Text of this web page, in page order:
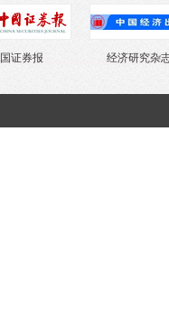
经济研究杂志社